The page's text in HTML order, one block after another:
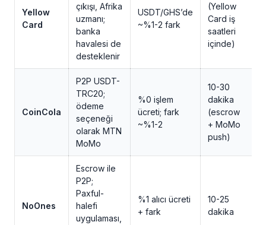
Yellow
Card
çıkışı, Afrika
uzmanı;
banka
havalesi de
desteklenir
USDT/GHS’de
~%1-2 fark
(Yellow
Card iş
saatleri
içinde)
CoinCola
P2P USDT-
TRC20;
ödeme
seçeneği
olarak MTN
MoMo
%0 işlem
ücreti; fark
~%1-2
10-30
dakika
(escrow
+ MoMo
push)
NoOnes
Escrow ile
P2P;
Paxful-
halefi
uygulaması,
%1 alıcı ücreti
+ fark
10-25
dakika